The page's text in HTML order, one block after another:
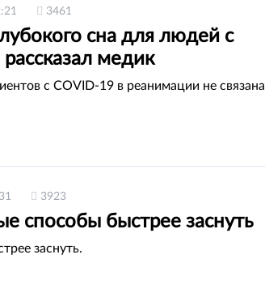
3461
сна для людей с
медик
с COVID-19 в реанимации не связана
3923
способы быстрее заснуть
заснуть.